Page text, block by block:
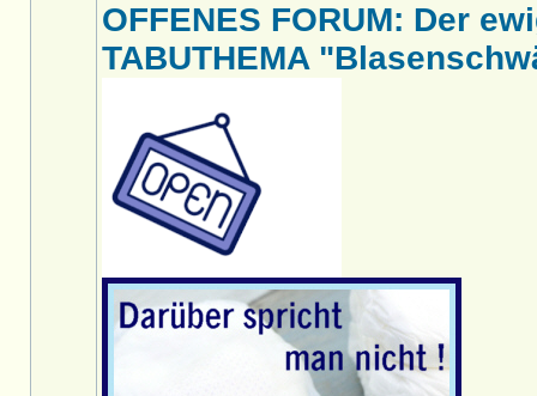
OFFENES FORUM: Der
TABUTHEMA